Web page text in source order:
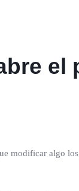
modificar algo